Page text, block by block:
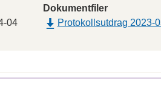
04
Dokumentfiler
Protokollsutdrag 2023-